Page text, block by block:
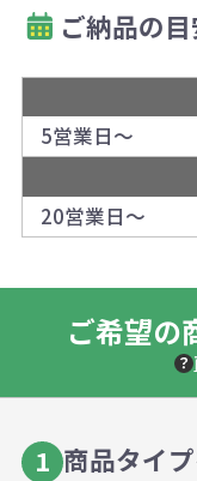
ご納品の
5営業日～
20営業日～
ご希望の
1 商品タイ